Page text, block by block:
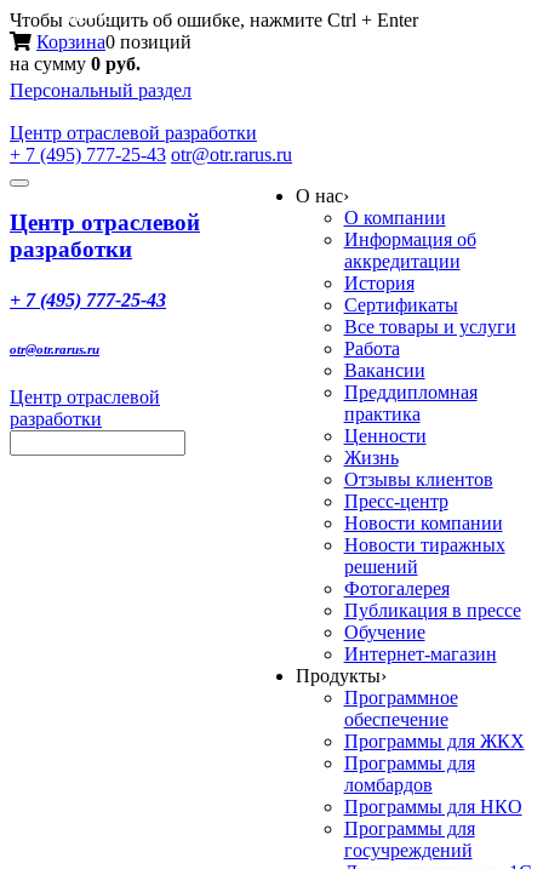
Чтобы сообщить об ошибке, нажмите Ctrl + Enter
Корзина0 позиций
на сумму 0 руб.
Персональный раздел
Центр отраслевой разработки
+ 7 (495) 777-25-43 otr@otr.rarus.ru
Toggle
Меню
Центр отраслевой
разработки
+ 7 (495) 777-25-43
otr@otr.rarus.ru
Центр отраслевой
разработки
О нас›
О компании
Информация об
аккредитации
История
Сертификаты
Все товары и услуги
Работа
Вакансии
Преддипломная
практика
Ценности
Жизнь
Отзывы клиентов
Пресс-центр
Новости компании
Новости тиражных
решений
Фотогалерея
Публикация в прессе
Обучение
Интернет-магазин
Продукты›
Программное
обеспечение
Программы для ЖКХ
Программы для
ломбардов
Программы для НКО
Программы для
госучреждений